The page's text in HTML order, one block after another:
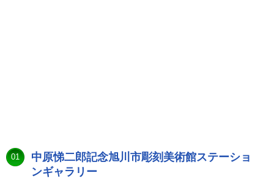
01
中原悌二郎記念旭川市彫刻美術館ステーショ
ンギャラリー